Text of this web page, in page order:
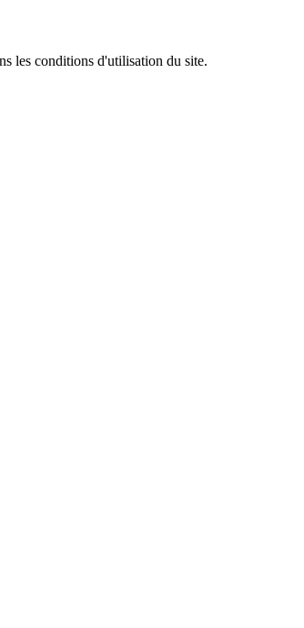
les conditions d'utilisation du site.